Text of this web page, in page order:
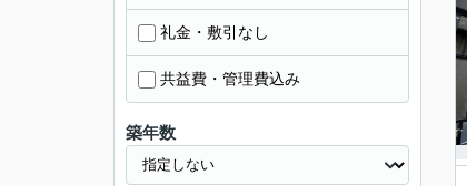
礼金・敷引なし
共益費・管理費込み
築年数